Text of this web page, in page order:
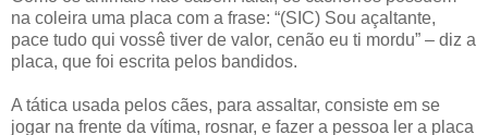
na coleira uma placa com a frase: “(SIC) Sou açaltante,
pace tudo qui vossê tiver de valor, cenão eu ti mordu” – diz a
placa, que foi escrita pelos bandidos.
A tática usada pelos cães, para assaltar, consiste em se
jogar na frente da vítima, rosnar, e fazer a pessoa ler a placa